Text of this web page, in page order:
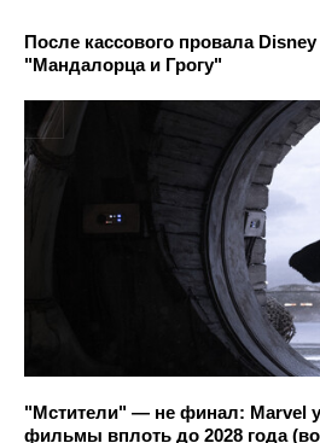
После кассового провала Disney
"Мандалорца и Грогу"
"Мстители" — не финал: Marvel
фильмы вплоть до 2028 года